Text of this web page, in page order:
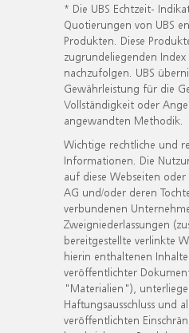
* Die UBS Echtzeit-
Quotierungen von UBS
Produkten. Diese
zugrundeliegenden Index
nachzufolgen. UBS
Gewährleistung für die
Vollständigkeit oder
angewandten Methodik.
Wichtige rechtliche und
Informationen. Die
auf diese Webseiten
AG und/oder deren
verbundenen
Zweigniederlassungen
bereitgestellte verlinkte
hierin enthaltenen
veröffentlichter
"Materialien"),
Haftungsausschluss und
veröffentlichten